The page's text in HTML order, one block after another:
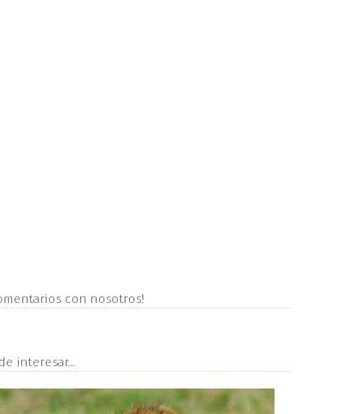
con nosotros!
interesar...